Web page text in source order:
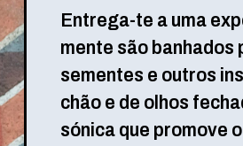
Entrega-te a uma
mente são banhados
sementes e outros
chão e de olhos
sónica que promove